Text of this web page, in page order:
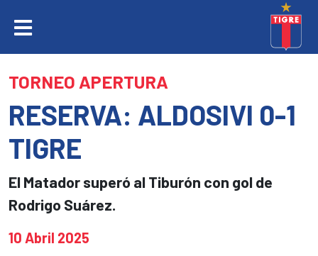
TORNEO APERTURA
RESERVA: ALDOSIVI 0-1
TIGRE
El Matador superó al Tiburón con gol de
Rodrigo Suárez.
10 Abril 2025